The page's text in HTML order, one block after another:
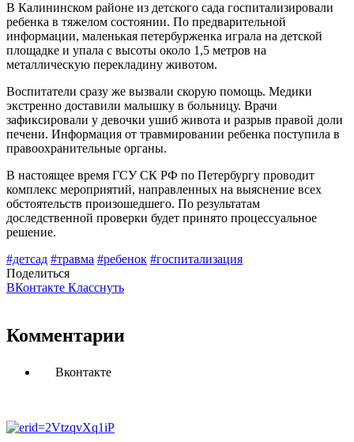
В Калининском районе из детского сада госпитализировали
ребенка в тяжелом состоянии. По предварительной
информации, маленькая петербурженка играла на детской
площадке и упала с высоты около 1,5 метров на
металлическую перекладину животом.
Воспитатели сразу же вызвали скорую помощь. Медики
экстренно доставили малышку в больницу. Врачи
зафиксировали у девочки ушиб живота и разрыв правой доли
печени. Информация от травмировании ребенка поступила в
правоохранительные органы.
В настоящее время ГСУ СК РФ по Петербургу проводит
комплекс мероприятий, направленных на выяснение всех
обстоятельств произошедшего. По результатам
доследственной проверки будет принято процессуальное
решение.
#детсад #травма #ребенок #госпитализация
Поделиться
ВКонтакте Класснуть
Комментарии
Вконтакте